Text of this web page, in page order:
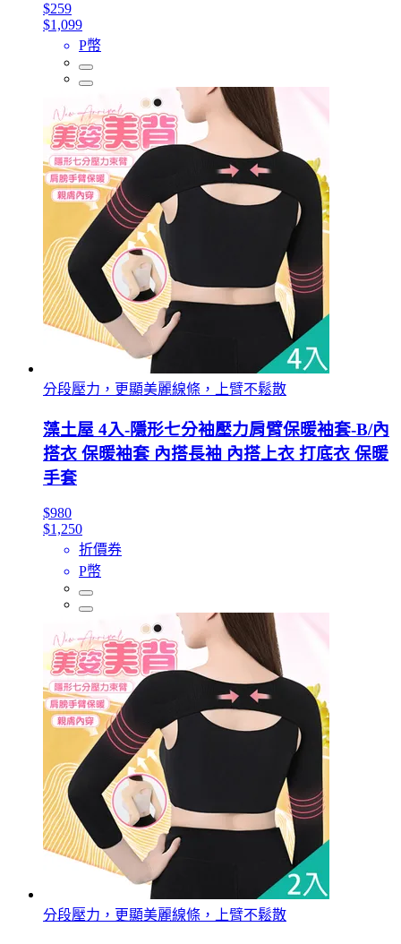
$259
$1,099
P幣
分段壓力，更顯美麗線條，上臂不鬆散
藻土屋 4入-隱形七分袖壓力肩臂保暖袖套-B/內
搭衣 保暖袖套 內搭長袖 內搭上衣 打底衣 保暖
手套
$980
$1,250
折價券
P幣
分段壓力，更顯美麗線條，上臂不鬆散